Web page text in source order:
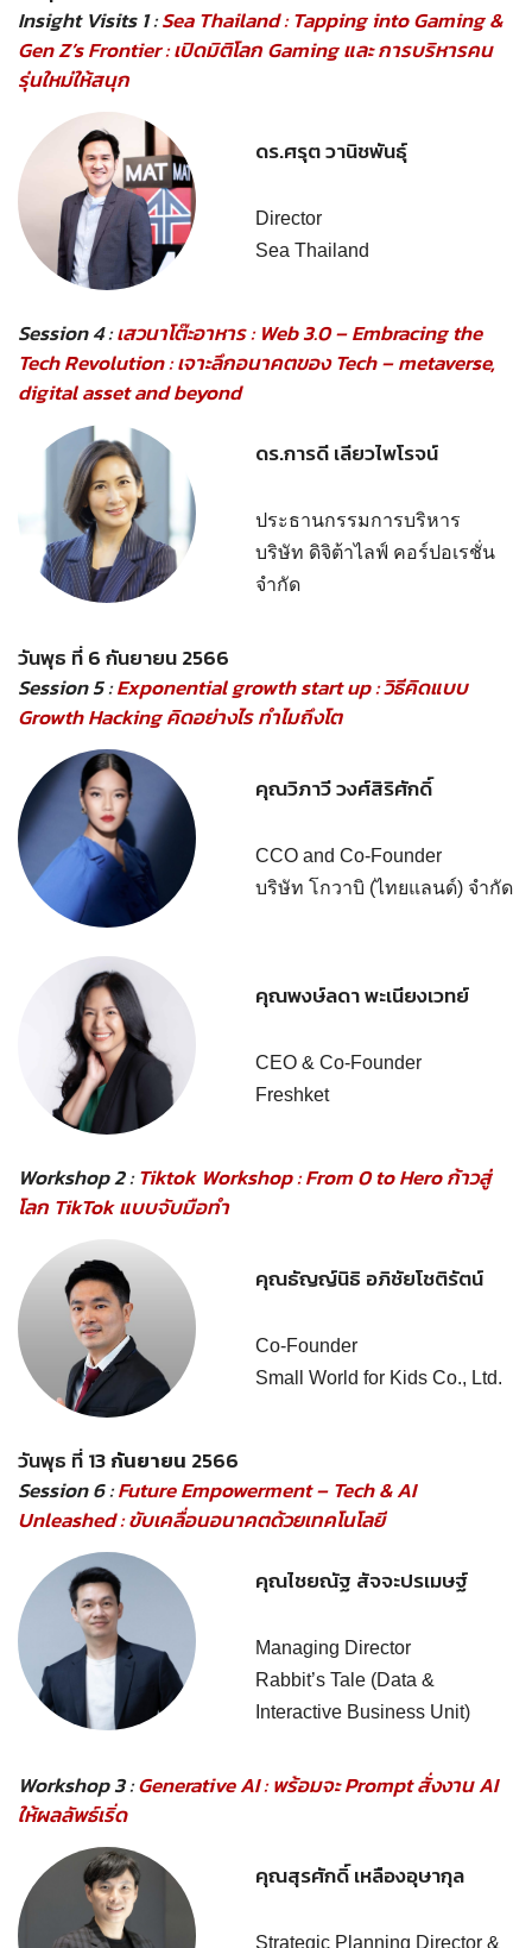
Insight Visits 1 :Sea Thailand : Tapping into Gaming &
Gen Z’s Frontier : เปิดมิติโลก Gaming และ การบริหารคน
รุ่นใหม่ให้สนุก
ดร.ศรุต วานิชพันธุ์
Director
Sea Thailand
Session 4 :เสวนาโต๊ะอาหาร : Web 3.0 – Embracing the
Tech Revolution : เจาะลึกอนาคตของ Tech – metaverse,
digital asset and beyond
ดร.การดี เลียวไพโรจน์
ประธานกรรมการบริหาร
บริษัท ดิจิต้าไลฟ์ คอร์ปอเรชั่น
จำกัด
วันพุธ ที่ 6 กันยายน 2566
Session 5 :Exponential growth start up : วิธีคิดแบบ
Growth Hacking คิดอย่างไร ทำไมถึงโต
คุณวิภาวี วงศ์สิริศักดิ์
CCO and Co-Founder
บริษัท โกวาบิ (ไทยแลนด์) จำกัด
คุณพงษ์ลดา พะเนียงเวทย์
CEO & Co-Founder
Freshket
Workshop 2 :Tiktok Workshop : From 0 to Hero ก้าวสู่
โลก TikTok แบบจับมือทำ
คุณธัญญ์นิธิ อภิชัยโชติรัตน์
Co-Founder
Small World for Kids Co., Ltd.
วันพุธ ที่ 13กันยายน 2566
Session 6 :Future Empowerment – Tech & AI
Unleashed : ขับเคลื่อนอนาคตด้วยเทคโนโลยี
คุณไชยณัฐ สัจจะปรเมษฐ์
Managing Director
Rabbit’s Tale (Data &
Interactive Business Unit)
Workshop 3 :Generative AI : พร้อมจะ Prompt สั่งงาน AI
ให้ผลลัพธ์เริ่ด
คุณสุรศักดิ์ เหลืองอุษากุล
Strategic Planning Director &